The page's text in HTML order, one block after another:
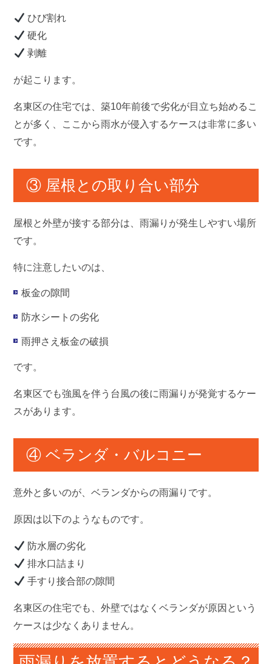
ひび割れ
硬化
剥離
が起こります。
名東区の住宅では、築10年前後で劣化が目立ち始めるこ
とが多く、ここから雨水が侵入するケースは非常に多い
です。
③ 屋根との取り合い部分
屋根と外壁が接する部分は、雨漏りが発生しやすい場所
です。
特に注意したいのは、
板金の隙間
防水シートの劣化
雨押さえ板金の破損
です。
名東区でも強風を伴う台風の後に雨漏りが発覚するケー
スがあります。
④ ベランダ・バルコニー
意外と多いのが、ベランダからの雨漏りです。
原因は以下のようなものです。
防水層の劣化
排水口詰まり
手すり接合部の隙間
名東区の住宅でも、外壁ではなくベランダが原因という
ケースは少なくありません。